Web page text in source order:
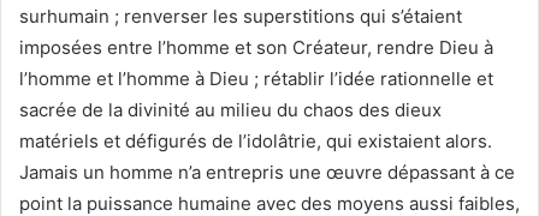
surhumain ; renverser les superstitions qui s’étaient
imposées entre l’homme et son Créateur, rendre Dieu à
l’homme et l’homme à Dieu ; rétablir l’idée rationnelle et
sacrée de la divinité au milieu du chaos des dieux
matériels et défigurés de l’idolâtrie, qui existaient alors.
Jamais un homme n’a entrepris une œuvre dépassant à ce
point la puissance humaine avec des moyens aussi faibles,